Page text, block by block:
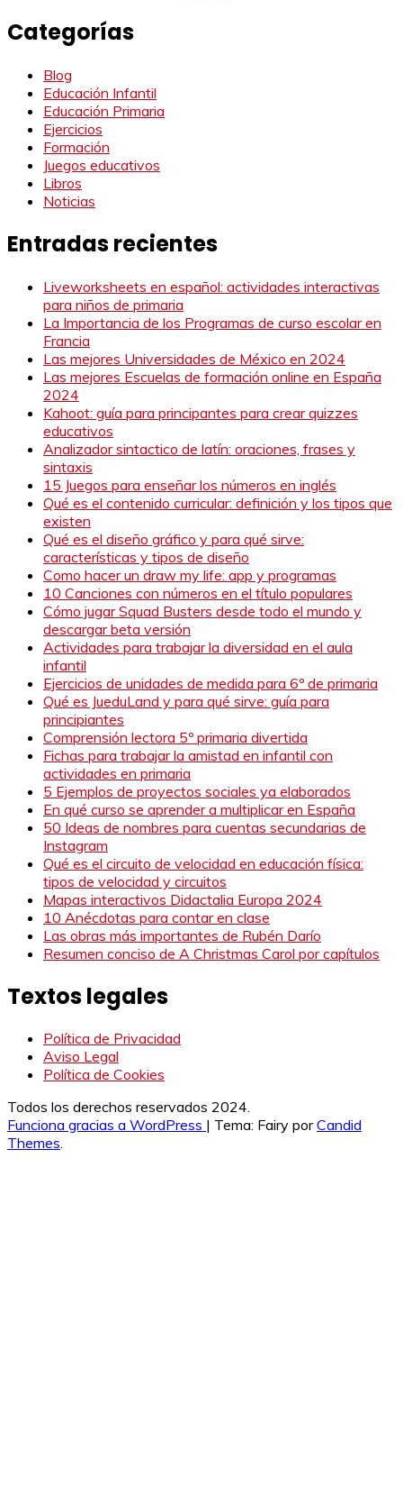
Categorías
Blog
Educación Infantil
Educación Primaria
Ejercicios
Formación
Juegos educativos
Libros
Noticias
Entradas recientes
Liveworksheets en español: actividades interactivas
para niños de primaria
La Importancia de los Programas de curso escolar en
Francia
Las mejores Universidades de México en 2024
Las mejores Escuelas de formación online en España
2024
Kahoot: guía para principantes para crear quizzes
educativos
Analizador sintactico de latín: oraciones, frases y
sintaxis
15 Juegos para enseñar los números en inglés
Qué es el contenido curricular: definición y los tipos que
existen
Qué es el diseño gráfico y para qué sirve:
características y tipos de diseño
Como hacer un draw my life: app y programas
10 Canciones con números en el título populares
Cómo jugar Squad Busters desde todo el mundo y
descargar beta versión
Actividades para trabajar la diversidad en el aula
infantil
Ejercicios de unidades de medida para 6º de primaria
Qué es JueduLand y para qué sirve: guía para
principiantes
Comprensión lectora 5º primaria divertida
Fichas para trabajar la amistad en infantil con
actividades en primaria
5 Ejemplos de proyectos sociales ya elaborados
En qué curso se aprender a multiplicar en España
50 Ideas de nombres para cuentas secundarias de
Instagram
Qué es el circuito de velocidad en educación física:
tipos de velocidad y circuitos
Mapas interactivos Didactalia Europa 2024
10 Anécdotas para contar en clase
Las obras más importantes de Rubén Darío
Resumen conciso de A Christmas Carol por capítulos
Textos legales
Política de Privacidad
Aviso Legal
Política de Cookies
Todos los derechos reservados 2024.
Funciona gracias a WordPress | Tema: Fairy porCandid
Themes.